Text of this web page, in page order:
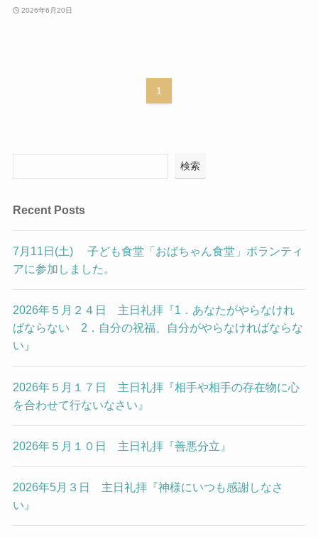
2026年6月20日
1
検索
Recent Posts
7月11日(土) 子ども食堂「おばちゃん食堂」ボランティ
アに参加しました。
2026年５月２４日 主日礼拝『1．あなたがやらなけれ
ばならない 2．自分の祝福、自分がやらなければならな
い』
2026年５月１７日 主日礼拝『相手や相手の存在物に心
を合わせて行ないなさい』
2026年５月１０日 主日礼拝『善悪分立』
2026年5月３日 主日礼拝『神様にいつも感謝しなさ
い』